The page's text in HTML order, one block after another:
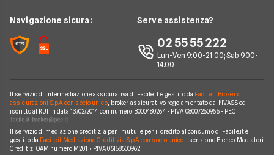
News
Chi siamo
Perché scegliere Facile.it
Mappa del sito
Sostituzione Mutuo
Mutuo 100 per cento
ING
Poste Italiane
Credit Agricole
CheBanca!
Credem
Banche e finanziarie
Notizie Mutui
Argomenti in evidenza Mutui
Calcolatore rata mutuo
Navigazione sicura: Serve assistenza?
02 55 55 222
Lun-Ven 9:00-21:00; Sab 9.00-
14.00
Il servizio di intermediazione assicurativa di Facile.it è gestito da Facile.it Broker di
assicurazioni S.p.A. con socio unico, broker assicurativo regolamentato dall'IVASS ed
iscritto al RUI in data 13/02/2014 con numero B000480264 • P.IVA 08007250965 • PEC
Il servizio di mediazione creditizia per i mutui e per il credito al consumo di Facile.it è
gestito da Facile.it Mediazione Creditizia S.p.A. con socio unico, iscrizione Elenco Mediatori
Creditizi OAM numero M201 • P.IVA 06158600962